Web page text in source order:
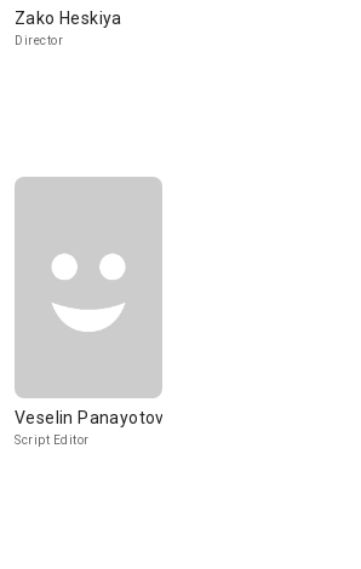
Zako Heskiya
Director
Veselin Panayotov
Script Editor